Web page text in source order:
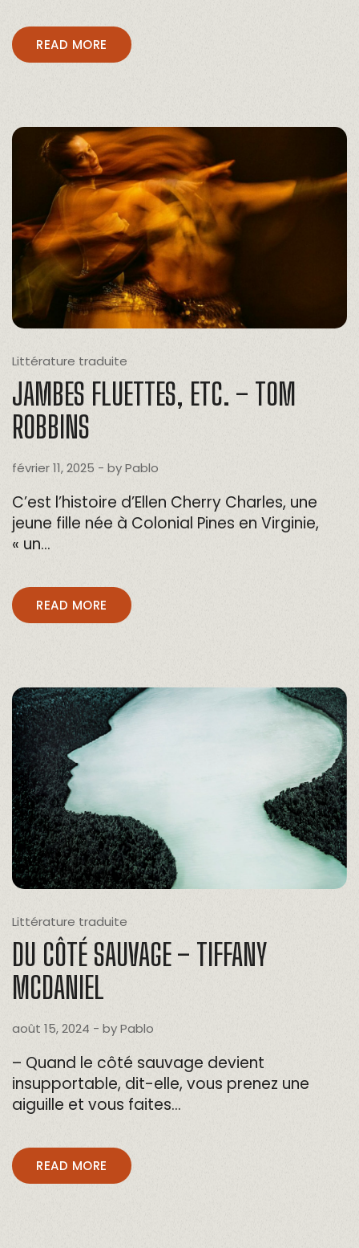
READ MORE
Littérature traduite
JAMBES FLUETTES, ETC. – TOM
ROBBINS
février 11, 2025 - byPablo
C’est l’histoire d’Ellen Cherry Charles, une
jeune fille née à Colonial Pines en Virginie,
« un…
READ MORE
Littérature traduite
DU CÔTÉ SAUVAGE – TIFFANY
MCDANIEL
août 15, 2024 - byPablo
– Quand le côté sauvage devient
insupportable, dit-elle, vous prenez une
aiguille et vous faites…
READ MORE